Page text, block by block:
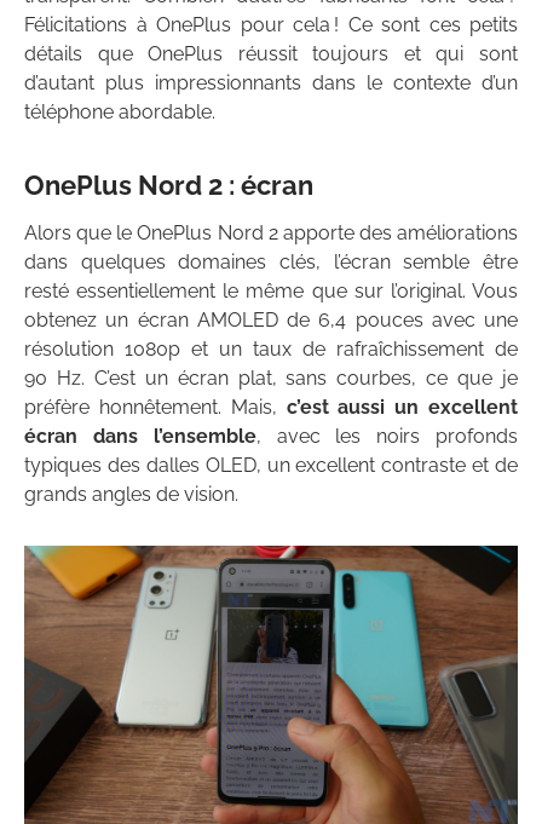
Félicitations à OnePlus pour cela ! Ce sont ces petits
détails que OnePlus réussit toujours et qui sont
d’autant plus impressionnants dans le contexte d’un
téléphone abordable.
OnePlus Nord 2 : écran
Alors que le OnePlus Nord 2 apporte des améliorations
dans quelques domaines clés, l’écran semble être
resté essentiellement le même que sur l’original. Vous
obtenez un écran AMOLED de 6,4 pouces avec une
résolution 1080p et un taux de rafraîchissement de
90 Hz. C’est un écran plat, sans courbes, ce que je
préfère honnêtement. Mais, c’est aussi un excellent
écran dans l’ensemble, avec les noirs profonds
typiques des dalles OLED, un excellent contraste et de
grands angles de vision.